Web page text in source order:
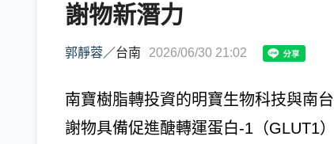
謝物新潛力
郭靜蓉／台南 2026/06/30 21:02
南寶樹脂轉投資的明寶生物科技與南
謝物具備促進醣轉運蛋白-1（GLUT1